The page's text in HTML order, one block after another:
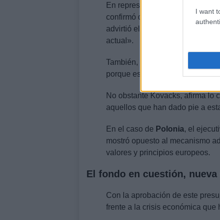
I want
En representación a uno de los
confirmó que su gobierno se
advirtió el primer ministro
actual».
También, esta postura por
porque estos no fueron los
No obstante Kovacks, afirma lo
aquellos que han dado pie a
En el caso de Polonia, el
mostró opuesto al mecanismo
valores y principios europeos.
El fondo en cuestión,
Con la aprobación de este
frente a la crisis económica